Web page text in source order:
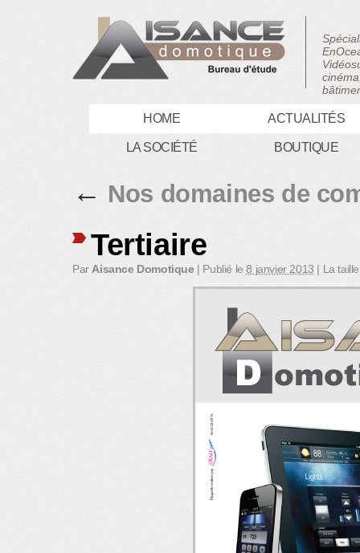
HOME ACTUALITÉS
LA SOCIÉTÉ BOUTIQUE
← Nos domaines de
Tertiaire
Par Aisance Domotique | Publié le 8 janvier 2013 | La